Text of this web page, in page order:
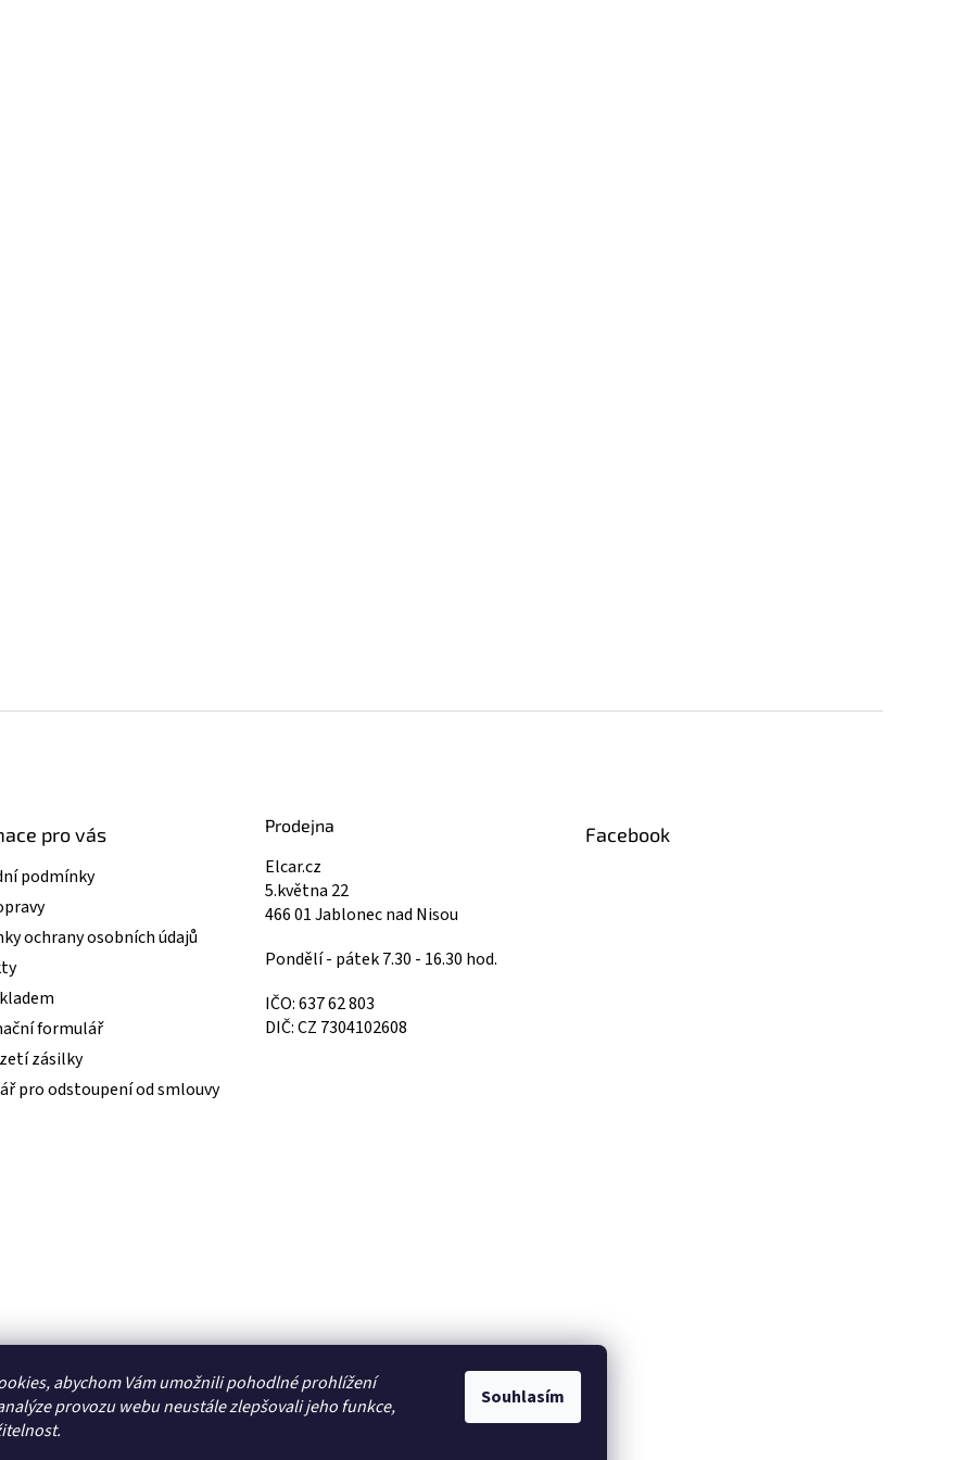
abychom Vám umožnili pohodlné prohlížení
provozu webu neustále zlepšovali jeho funkce,
Souhlasím
pro vás
podmínky
ochrany osobních údajů
formulář
zásilky
pro odstoupení od smlouvy
Prodejna
Elcar.cz
5.května 22
466 01 Jablonec nad Nisou
Pondělí - pátek 7.30 - 16.30 hod.
IČO: 637 62 803
DIČ: CZ 7304102608
Facebook